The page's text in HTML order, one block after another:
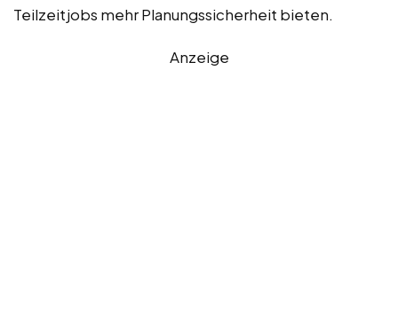
Teilzeitjobs mehr Planungssicherheit bieten.
Anzeige